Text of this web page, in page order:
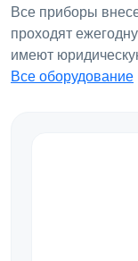
Все приборы
проходят
имеют
Все оборудование